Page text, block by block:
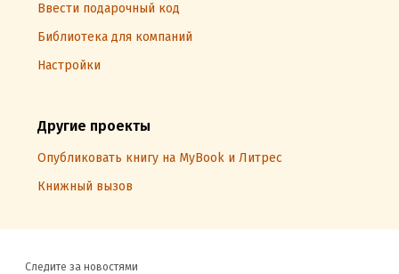
Ввести подарочный код
Библиотека для компаний
Настройки
Другие проекты
Опубликовать книгу на MyBook и Литрес
Книжный вызов
Следите за новостями